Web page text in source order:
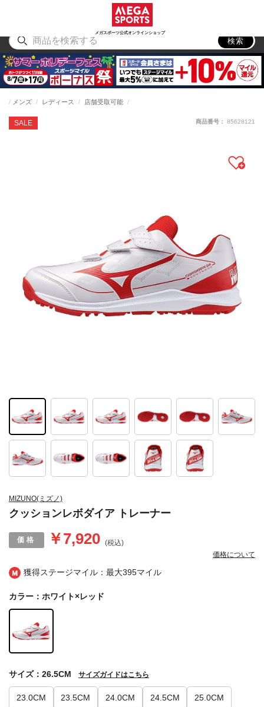
メガスポーツ公式オンラインショップ
アウトドア
検索
獲得ステージマイル：最大395マイル
MIZUNO(ミズノ)
クッションレボダイア トレーナー
SALE
メンズ レディース 店舗受取可能
￥7,920 (税込)
価格について
商品番号： 85628121
カラー：ホワイト×レッド
23.0CM 23.5CM 24.0CM 24.5CM 25.0CM
サイズ：26.5CM サイズガイドはこちら